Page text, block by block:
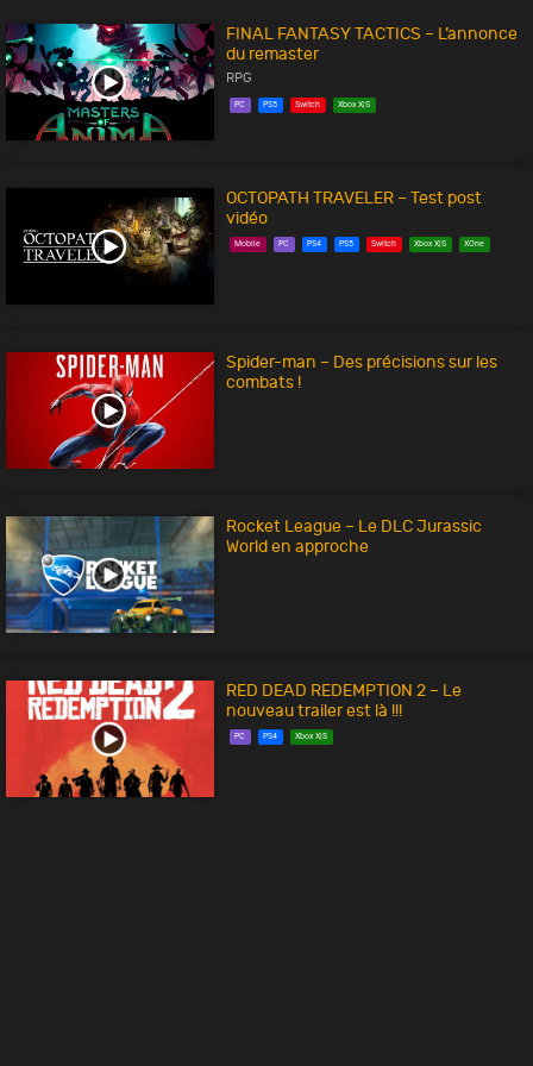
FINAL FANTASY TACTICS – L’annonce
du remaster
RPG
PC PS5 Switch Xbox X|S
OCTOPATH TRAVELER – Test post
vidéo
Mobile PC PS4 PS5 Switch Xbox X|S XOne
Spider-man – Des précisions sur les
combats !
Rocket League – Le DLC Jurassic
World en approche
RED DEAD REDEMPTION 2 – Le
nouveau trailer est là !!!
PC PS4 Xbox X|S